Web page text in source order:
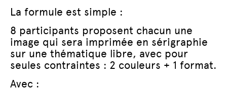
La formule est simple :
8 participants proposent chacun une
image qui sera imprimée en sérigraphie
sur une thématique libre, avec pour
seules contraintes : 2 couleurs + 1 format.
Avec :